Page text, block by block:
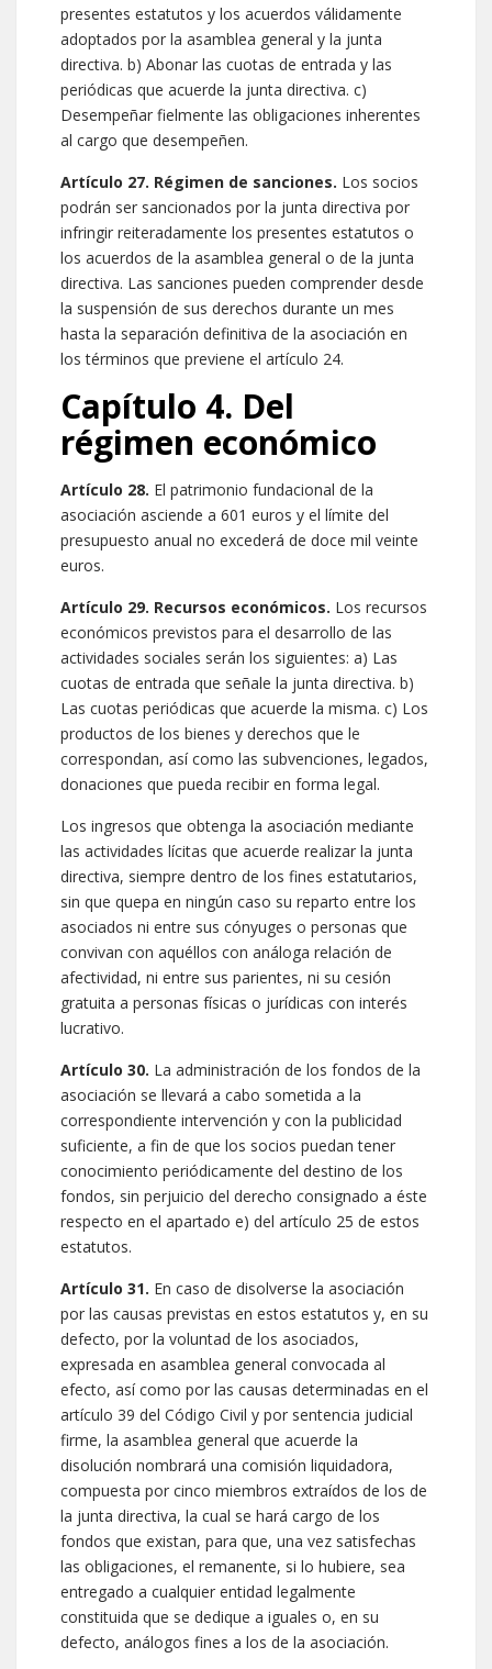
presentes estatutos y los acuerdos válidamente
adoptados por la asamblea general y la junta
directiva. b) Abonar las cuotas de entrada y las
periódicas que acuerde la junta directiva. c)
Desempeñar fielmente las obligaciones inherentes
al cargo que desempeñen.
Artículo 27. Régimen de sanciones. Los socios
podrán ser sancionados por la junta directiva por
infringir reiteradamente los presentes estatutos o
los acuerdos de la asamblea general o de la junta
directiva. Las sanciones pueden comprender desde
la suspensión de sus derechos durante un mes
hasta la separación definitiva de la asociación en
los términos que previene el artículo 24.
Capítulo 4. Del
régimen económico
Artículo 28. El patrimonio fundacional de la
asociación asciende a 601 euros y el límite del
presupuesto anual no excederá de doce mil veinte
euros.
Artículo 29. Recursos económicos. Los recursos
económicos previstos para el desarrollo de las
actividades sociales serán los siguientes: a) Las
cuotas de entrada que señale la junta directiva. b)
Las cuotas periódicas que acuerde la misma. c) Los
productos de los bienes y derechos que le
correspondan, así como las subvenciones, legados,
donaciones que pueda recibir en forma legal.
Los ingresos que obtenga la asociación mediante
las actividades lícitas que acuerde realizar la junta
directiva, siempre dentro de los fines estatutarios,
sin que quepa en ningún caso su reparto entre los
asociados ni entre sus cónyuges o personas que
convivan con aquéllos con análoga relación de
afectividad, ni entre sus parientes, ni su cesión
gratuita a personas físicas o jurídicas con interés
lucrativo.
Artículo 30. La administración de los fondos de la
asociación se llevará a cabo sometida a la
correspondiente intervención y con la publicidad
suficiente, a fin de que los socios puedan tener
conocimiento periódicamente del destino de los
fondos, sin perjuicio del derecho consignado a éste
respecto en el apartado e) del artículo 25 de estos
estatutos.
Artículo 31. En caso de disolverse la asociación
por las causas previstas en estos estatutos y, en su
defecto, por la voluntad de los asociados,
expresada en asamblea general convocada al
efecto, así como por las causas determinadas en el
artículo 39 del Código Civil y por sentencia judicial
firme, la asamblea general que acuerde la
disolución nombrará una comisión liquidadora,
compuesta por cinco miembros extraídos de los de
la junta directiva, la cual se hará cargo de los
fondos que existan, para que, una vez satisfechas
las obligaciones, el remanente, si lo hubiere, sea
entregado a cualquier entidad legalmente
constituida que se dedique a iguales o, en su
defecto, análogos fines a los de la asociación.